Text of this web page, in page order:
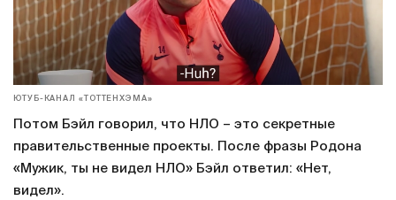
ЮТУБ-КАНАЛ «ТОТТЕНХЭМА»
Потом Бэйл говорил, что НЛО – это секретные
правительственные проекты. После фразы Родона
«Мужик, ты не видел НЛО» Бэйл ответил: «Нет,
видел».